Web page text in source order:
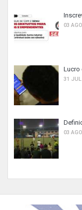
03
Lucro
31
03